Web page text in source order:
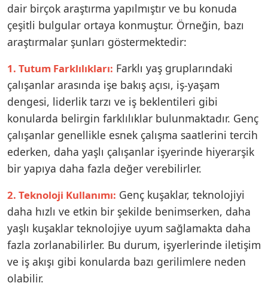
dair birçok araştırma yapılmıştır ve bu konuda
çeşitli bulgular ortaya konmuştur. Örneğin, bazı
araştırmalar şunları göstermektedir:
1. Tutum Farklılıkları: Farklı yaş gruplarındaki
çalışanlar arasında işe bakış açısı, iş-yaşam
dengesi, liderlik tarzı ve iş beklentileri gibi
konularda belirgin farklılıklar bulunmaktadır. Genç
çalışanlar genellikle esnek çalışma saatlerini tercih
ederken, daha yaşlı çalışanlar işyerinde hiyerarşik
bir yapıya daha fazla değer verebilirler.
2. Teknoloji Kullanımı: Genç kuşaklar, teknolojiyi
daha hızlı ve etkin bir şekilde benimserken, daha
yaşlı kuşaklar teknolojiye uyum sağlamakta daha
fazla zorlanabilirler. Bu durum, işyerlerinde iletişim
ve iş akışı gibi konularda bazı gerilimlere neden
olabilir.